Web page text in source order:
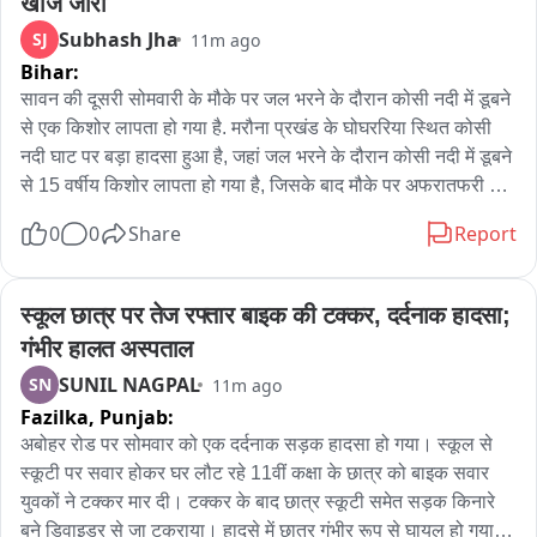
SJ Subhash Jha 11m ago
Bihar:
सावन की दूसरी सोमवारी के मौके पर जल भरने के दौरान कोसी नदी में डूबने
से एक किशोर लापता हो गया है. मरौना प्रखंड के घोघररिया स्थित कोसी
नदी घाट पर बड़ा हादसा हुआ है, जहां जल भरने के दौरान कोसी नदी में डूबने
से 15 वर्षीय किशोर लापता हो गया है, जिसके बाद मौके पर अफरातफरी का
गया है, जो कमरेल पंचायत के शिरखररिया गांव निवासी छोटे लाल मुखिया का
अन्य साथियों के साथ घोघररिया घाट स्थित महादेव मंदिर में पूजा के लिए
पहुंचा था. इसी दौरान वो जल भरने कोसी नदी में उतरा, बताया गया है कि
जल भरने के दौरान सुशील गहरे पानी में चले जाने के कारण डूब गया. घटना
के बाद घाट पर अफरातफरी मच गई. सूचना मिलते ही कमरेल नदी थाना के
थानाध्यक्ष सुमित कुमार भारती पुलिस टीम के साथ मौके पर पहुंचे, स्थानीय
लोगों की भीड़ भी मौके पर उमड़ पड़ी है. स्थानीय नाविकों और गौतखोर की
मदद से कोसी नदी में डूबे किशोर की खोजबीन जारी है, NDRF टीम को भी
घटना की सुचना दे दी गई है. मालूम हो कि सावन की दूसरी सोमवारी होने के
कारण जल भरने के लिए घाट पर श्रद्धालुओं की भारी भीड़ मौजूद है.
0 0 Share Report
स्कूल छात्र पर तेज रफ्तार बाइक की टक्कर, दर्दनाक हादसा;
गंभीर हालत अस्पताल
SN SUNIL NAGPAL 11m ago
Fazilka, Punjab:
अबोहर रोड पर सोमवार को एक दर्दनाक सड़क हादसा हो गया। स्कूल से
स्कूटी पर सवार होकर घर लौट रहे 11वीं कक्षा के छात्र को बाइक सवार
युवकों ने टक्कर मार दी। टक्कर के बाद छात्र स्कूटी समेत सड़क किनारे
बने डिवाइडर से जा टकराया। हादसे में छात्र गंभीर रूप से घायल हो गया।